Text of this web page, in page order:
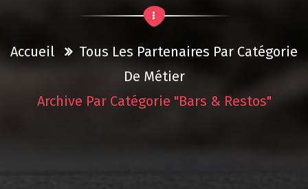
Accueil
Tous Les Partenaires Par Catégorie
De Métier
Archive Par Catégorie "Bars & Restos"